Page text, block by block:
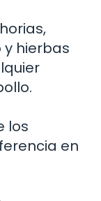
hierbas
los
en